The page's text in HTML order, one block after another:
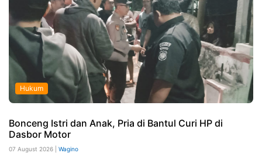
Hukum
Bonceng Istri dan Anak, Pria di Bantul Curi HP di
Dasbor Motor
07 August 2026 | Wagino